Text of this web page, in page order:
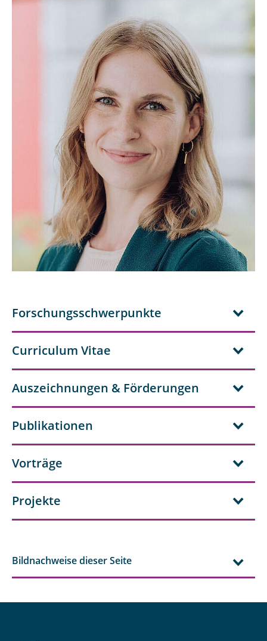
Forschungsschwerpunkte
Curriculum Vitae
Auszeichnungen & Förderungen
Publikationen
Vorträge
Projekte
Bildnachweise dieser Seite